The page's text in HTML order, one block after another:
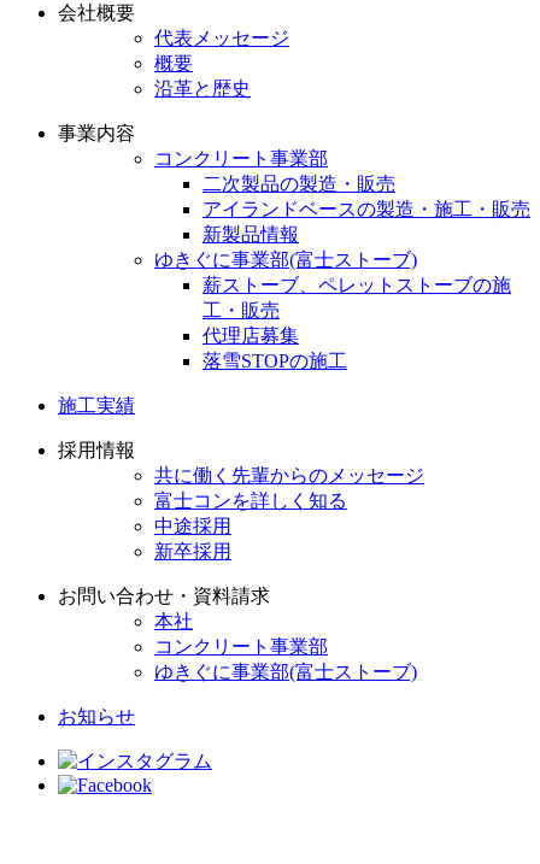
会社概要
代表メッセージ
概要
沿革と歴史
事業内容
コンクリート事業部
二次製品の製造・販売
アイランドベースの製造・施工・販売
新製品情報
ゆきぐに事業部(富士ストーブ)
薪ストーブ、ペレットストーブの施
工・販売
代理店募集
落雪STOPの施工
施工実績
採用情報
共に働く先輩からのメッセージ
富士コンを詳しく知る
中途採用
新卒採用
お問い合わせ・資料請求
本社
コンクリート事業部
ゆきぐに事業部(富士ストーブ)
お知らせ